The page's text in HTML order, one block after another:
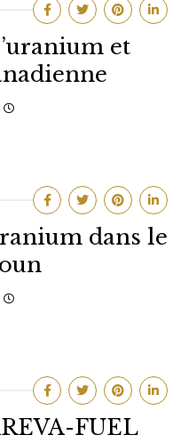
et
dans le
FUEL